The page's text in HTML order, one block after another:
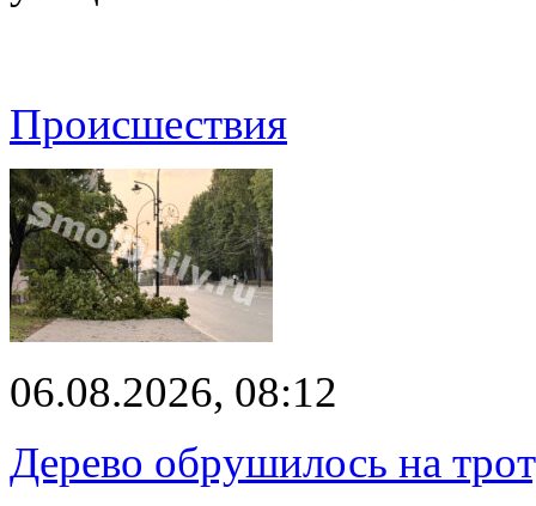
Происшествия
06.08.2026, 08:12
Дерево обрушилось на